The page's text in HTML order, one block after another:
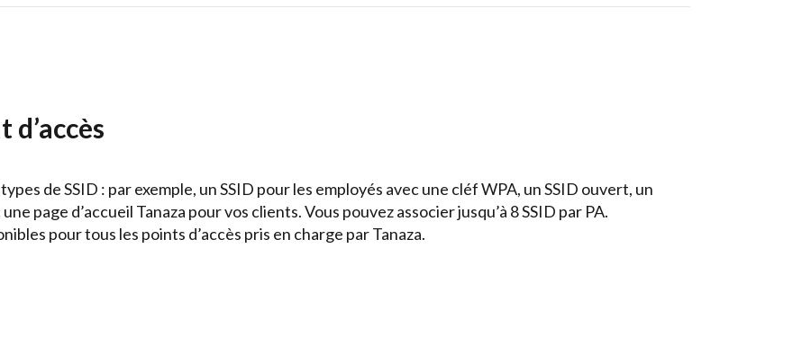
d’accès
de SSID : par exemple, un SSID pour les employés avec une cléf WPA, un SSID ouvert, un
page d’accueil Tanaza pour vos clients. Vous pouvez associer jusqu’à 8 SSID par PA.
pour tous les points d’accès pris en charge par Tanaza.